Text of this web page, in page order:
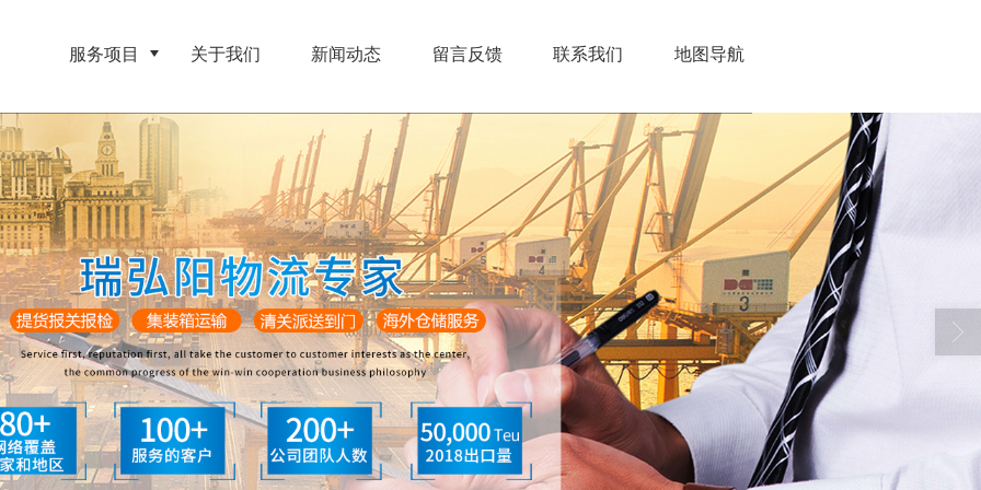
服务项目 关于我们 新闻动态 留言反馈 联系我们 地图导航